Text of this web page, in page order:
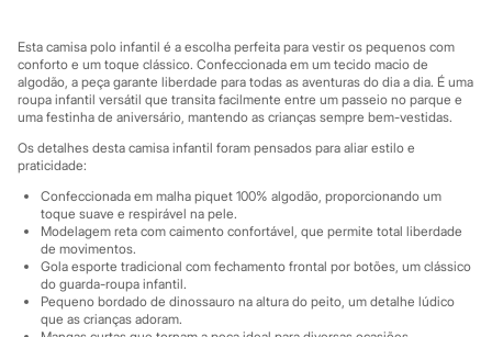
Sawary
Moda esportiva
Acessórios
Blusas
Calçados
Leggings
Shorts e Bermudas
Tops
Calcinhas
Cintas e Modeladores
Meias
Pijamas
Sutiãs e Tops
Moda praia
Biquínis
Esta camisa polo infantil é a escolha perfeita para vestir os pequenos com
conforto e um toque clássico. Confeccionada em um tecido macio de
algodão, a peça garante liberdade para todas as aventuras do dia a dia. É uma
roupa infantil versátil que transita facilmente entre um passeio no parque e
uma festinha de aniversário, mantendo as crianças sempre bem-vestidas.
Os detalhes desta camisa infantil foram pensados para aliar estilo e
praticidade:
Confeccionada em malha piquet 100% algodão, proporcionando um
toque suave e respirável na pele.
Modelagem reta com caimento confortável, que permite total liberdade
de movimentos.
Gola esporte tradicional com fechamento frontal por botões, um clássico
do guarda-roupa infantil.
Pequeno bordado de dinossauro na altura do peito, um detalhe lúdico
que as crianças adoram.